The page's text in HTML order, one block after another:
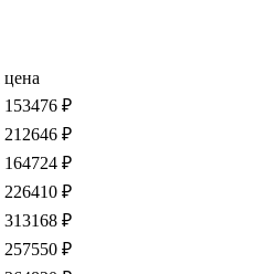
цена
153476 ₽
212646 ₽
164724 ₽
226410 ₽
313168 ₽
257550 ₽